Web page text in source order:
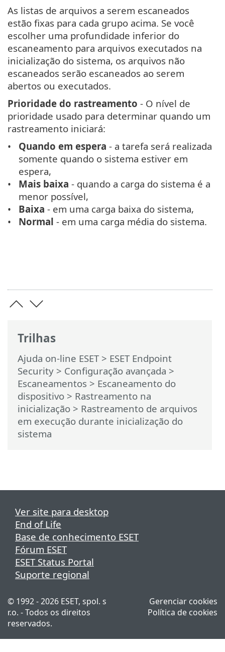
Trilhas
Ajuda on-line ESET> ESET Endpoint
Security > Configuração avançada >
Escaneamentos > Escaneamento do
dispositivo > Rastreamento na
inicialização > Rastreamento de arquivos
em execução durante inicialização do
sistema
As listas de arquivos a serem escaneados
estão fixas para cada grupo acima. Se você
escolher uma profundidade inferior do
escaneamento para arquivos executados na
inicialização do sistema, os arquivos não
escaneados serão escaneados ao serem
abertos ou executados.
Prioridade do rastreamento - O nível de
prioridade usado para determinar quando um
rastreamento iniciará:
Quando em espera - a tarefa será realizada
somente quando o sistema estiver em
espera,
Mais baixa - quando a carga do sistema é a
menor possível,
Baixa - em uma carga baixa do sistema,
Normal - em uma carga média do sistema.
Ver site para desktop
End of Life
Base de conhecimento ESET
Fórum ESET
ESET Status Portal
Suporte regional
© 1992 - 2026 ESET, spol. s
r.o. - Todos os direitos
reservados.
Gerenciar cookies
Política de cookies